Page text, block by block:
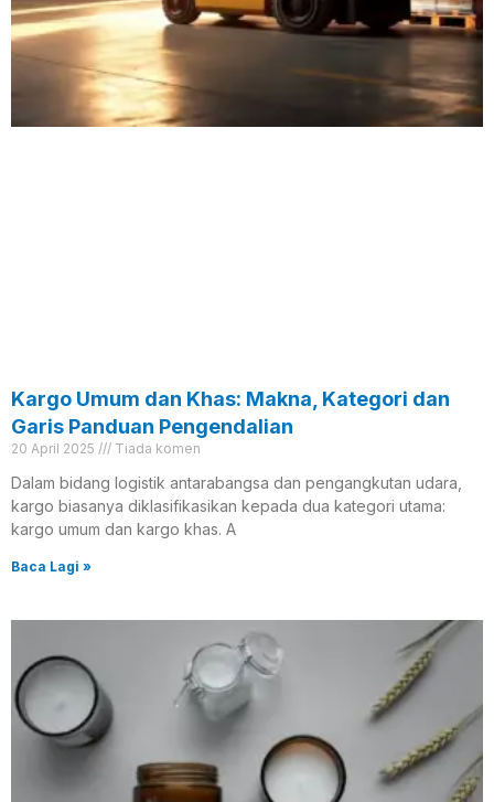
Kargo Umum dan Khas: Makna, Kategori dan
Garis Panduan Pengendalian
20 April 2025 Tiada komen
Dalam bidang logistik antarabangsa dan pengangkutan udara,
kargo biasanya diklasifikasikan kepada dua kategori utama:
kargo umum dan kargo khas. A
Baca Lagi »